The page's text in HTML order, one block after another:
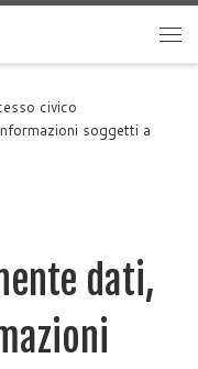
strumenti
civico
soggetti a
dati,